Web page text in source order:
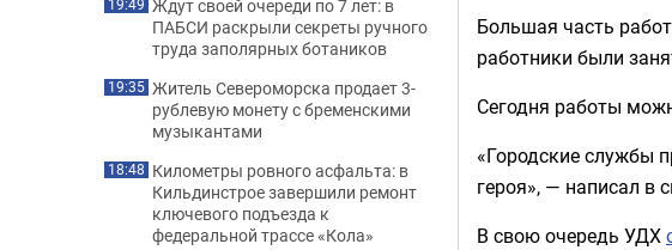
Большая часть
работники были
Сегодня работы
«Городские службы
героя», — написал в
В свою очередь УДХ
19:49 Ждут своей очереди по 7 лет: в
ПАБСИ раскрыли секреты ручного
труда заполярных ботаников
19:35 Житель Североморска продает 3-
рублевую монету с бременскими
музыкантами
18:48 Километры ровного асфальта: в
Кильдинстрое завершили ремонт
ключевого подъезда к
федеральной трассе «Кола»